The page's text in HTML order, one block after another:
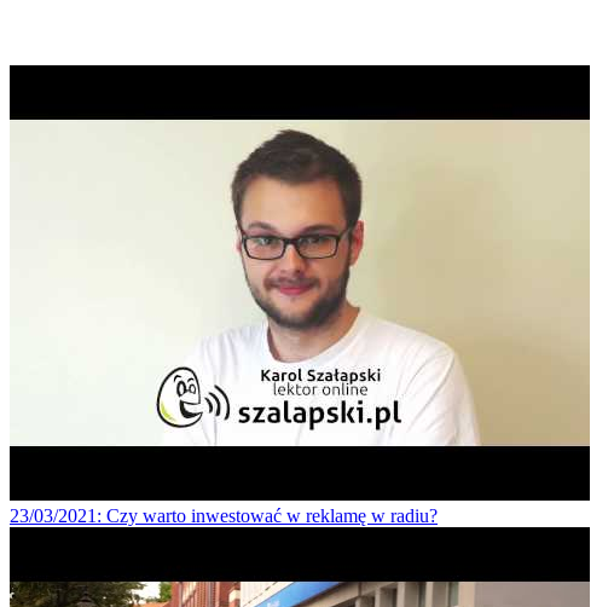
23/03/2021 : Czy warto inwestować w reklamę w radiu?